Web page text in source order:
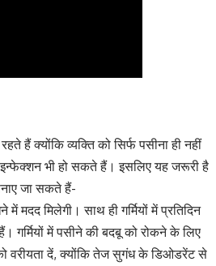
हैं क्योंकि व्यक्ति को सिर्फ पसीना ही नहीं
भी हो सकते हैं। इसलिए यह जरूरी है
जा सकते हैं-
मिलेगी। साथ ही गर्मियों में प्रतिदिन
में पसीने की बदबू को रोकने के लिए
वरीयता दें, क्योंकि तेज सुगंध के डिओडरेंट से